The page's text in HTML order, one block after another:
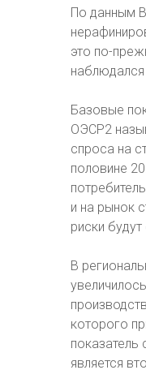
По данным
это по-
Базовые
ОЭСР2
спроса на
половине
и на рынок
риски
В
которого
показатель
является